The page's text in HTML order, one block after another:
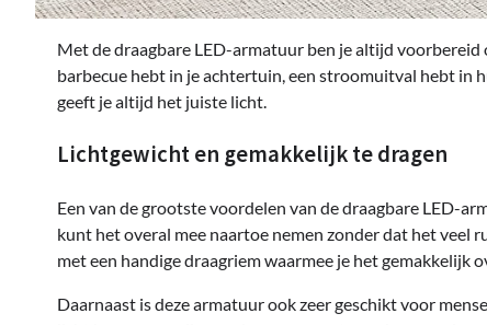
Met de draagbare LED-armatuur ben je altijd voorbereid
barbecue hebt in je achtertuin, een stroomuitval hebt in
geeft je altijd het juiste licht.
Lichtgewicht en gemakkelijk te dragen
Een van de grootste voordelen van de draagbare LED-
kunt het overal mee naartoe nemen zonder dat het veel
met een handige draagriem waarmee je het gemakkelijk
Daarnaast is deze armatuur ook zeer geschikt voor